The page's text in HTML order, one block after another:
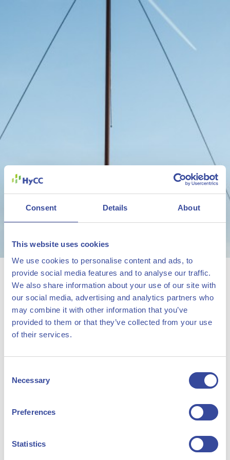
Consent Details About
This website uses cookies
We use cookies to personalise content and ads, to
provide social media features and to analyse our traffic.
We also share information about your use of our site with
our social media, advertising and analytics partners who
may combine it with other information that you’ve
provided to them or that they’ve collected from your use
of their services.
Selection
Necessary
Preferences
Statistics
The Hydrogen Chemistry
Groen waterstofproject
H2eron wint OWE subsidie
18 July 2025
De Nederlandse overheid heeft HyCC
het elektrolyseproject H
door RVO vanwege de vergevorderde
ontwikkeling van de plannen en het
concurrerende aanbod voor de